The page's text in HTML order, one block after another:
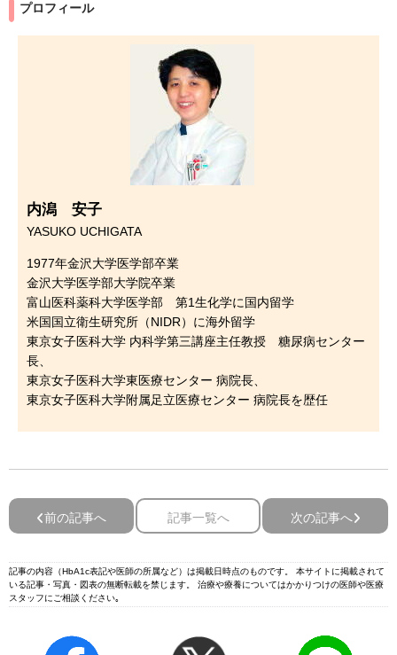
プロフィール
内潟 安子
YASUKO UCHIGATA
1977年金沢大学医学部卒業
金沢大学医学部大学院卒業
富山医科薬科大学医学部 第1生化学に国内留学
米国国立衛生研究所（NIDR）に海外留学
東京女子医科大学 内科学第三講座主任教授 糖尿病センター
長、
東京女子医科大学東医療センター 病院長、
東京女子医科大学附属足立医療センター 病院長を歴任
前の記事へ 記事一覧へ 次の記事へ
記事の内容（HbA1c表記や医師の所属など）は掲載日時点のものです。 本サイトに掲載されて
いる記事・写真・図表の無断転載を禁じます。 治療や療養についてはかかりつけの医師や医療
スタッフにご相談ください｡